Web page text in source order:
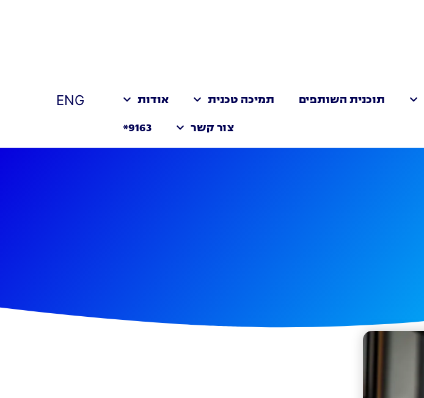
תוכנית השותפים תמיכה טכנית אודות
צור קשר 9163*
ENG